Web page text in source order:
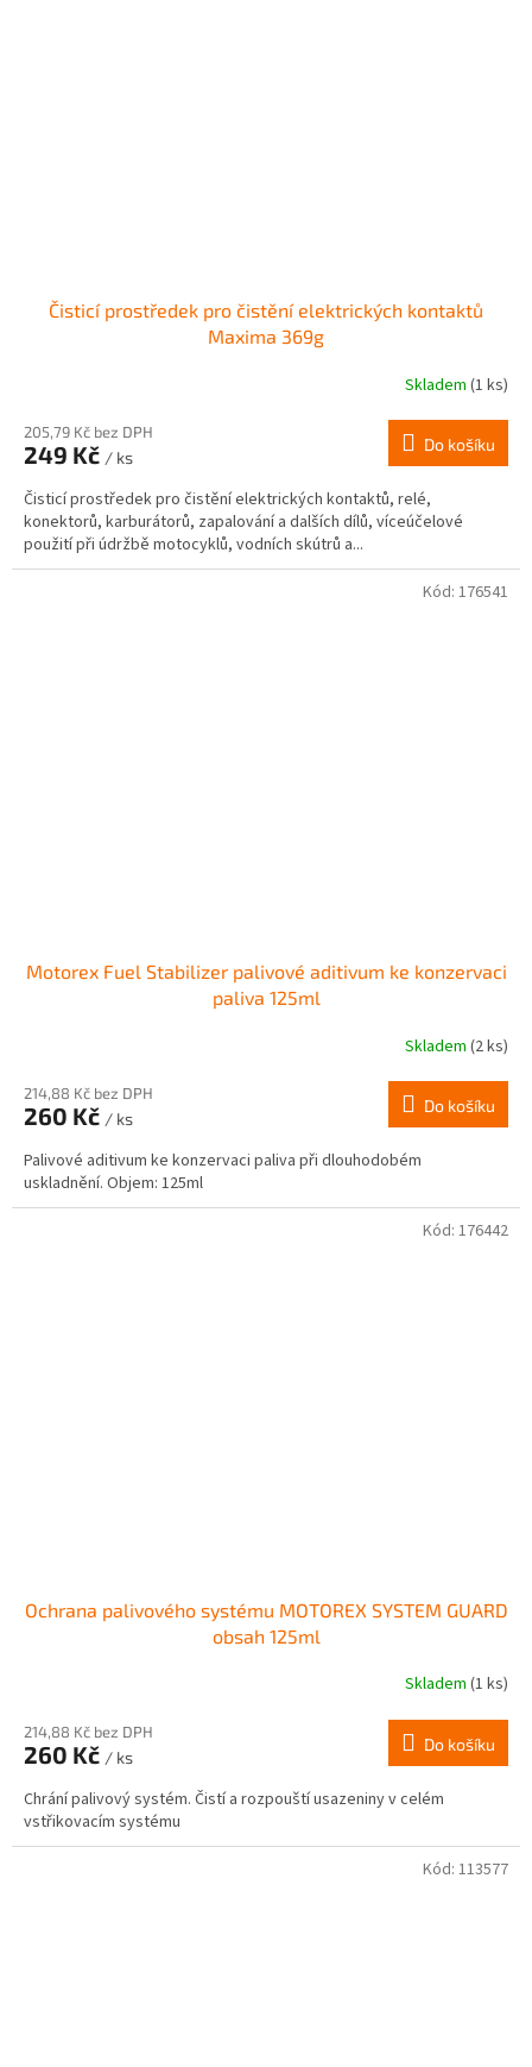
Čisticí prostředek pro čistění elektrických kontaktů
Maxima 369g
produktu
je
z
5
hvězdiček.
Skladem(1 ks)
205,79 Kč bez DPH
249 Kč / ks
Do košíku
Čisticí prostředek pro čistění elektrických kontaktů, relé,
konektorů, karburátorů, zapalování a dalších dílů, víceúčelové
použití při údržbě motocyklů, vodních skútrů a...
Motorex Fuel Stabilizer palivové aditivum ke konzervaci
paliva 125ml
Skladem (2 ks)
214,88 Kč bez DPH
260 Kč / ks
Do košíku
Palivové aditivum ke konzervaci paliva při dlouhodobém
uskladnění. Objem: 125ml
Kód: 176541
Ochrana palivového systému MOTOREX SYSTEM GUARD
obsah 125ml
Skladem (1 ks)
214,88 Kč bez DPH
260 Kč / ks
Do košíku
Chrání palivový systém. Čistí a rozpouští usazeniny v celém
vstřikovacím systému
Kód: 176442
Kód: 113577